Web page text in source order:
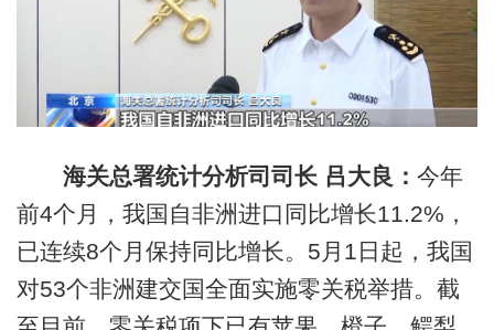
海关总署统计分析司司长 吕大良： 今年
前4个月，我国自非洲进口同比增长11.2%，
已连续8个月保持同比增长。5月1日起，我国
对53个非洲建交国全面实施零关税举措。截